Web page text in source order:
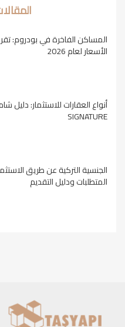
المساكن الفاخرة في بودروم:
الأسعار لعام 2026
SIGNATURE
المتطلبات ودليل التقديم